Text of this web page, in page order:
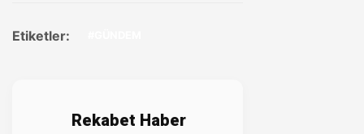
Etiketler:
Rekabet Haber